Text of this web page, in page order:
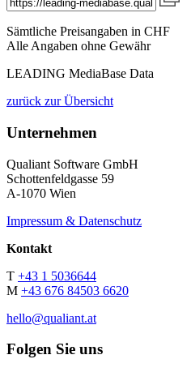
Sämtliche Preisangaben in CHF
Alle Angaben ohne Gewähr
LEADING MediaBase Data
zurück zur Übersicht
Unternehmen
Qualiant Software GmbH
Schottenfeldgasse 59
A-1070 Wien
Impressum & Datenschutz
Kontakt
T +43 1 5036644
M +43 676 84503 6620
hello@qualiant.at
Folgen Sie uns